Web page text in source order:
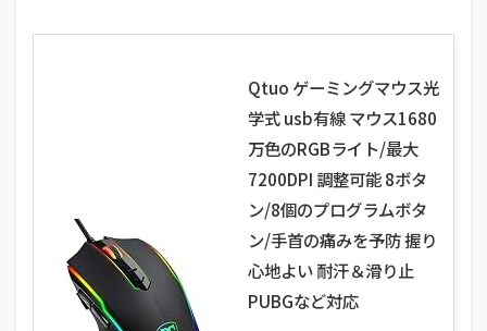
Qtuo ゲーミングマウス光
学式 usb有線 マウス1680
万色のRGBライト/最大
7200DPI 調整可能 8ボタ
ン/8個のプログラムボタ
ン/手首の痛みを予防 握り
心地よい 耐汗＆滑り止
PUBGなど対応